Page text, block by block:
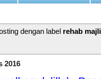
dengan label rehab
2016